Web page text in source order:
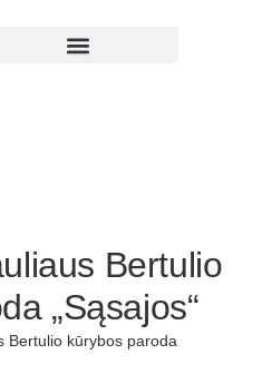
Bertulio
„Sąsajos“
Bertulio kūrybos paroda